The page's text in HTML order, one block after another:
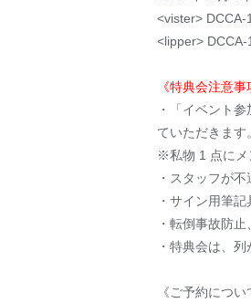
<vister> DCCA-
<lipper>
《特典会注意事
・「イベント
ていただきます。
※私物 1 点にメ
・スタッフが
・サイン用筆
・転倒事故防
・特典会は、
《ご予約につい